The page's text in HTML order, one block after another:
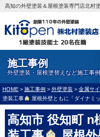
高知の外壁塗装＆屋根塗装専門店北村
施工事例
外壁塗装・屋根塗替えなど施工事
HOME > 施工事例 > 外壁塗装 > 金属サ
塗装工事
屋根外壁ともに「ダイナミ
高知市 役知町 n